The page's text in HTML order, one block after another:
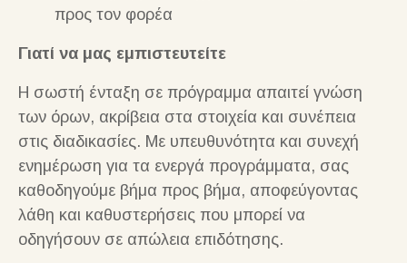
προς τον φορέα
Γιατί να μας εμπιστευτείτε
Η σωστή ένταξη σε πρόγραμμα απαιτεί γνώση
των όρων, ακρίβεια στα στοιχεία και συνέπεια
στις διαδικασίες. Με υπευθυνότητα και συνεχή
ενημέρωση για τα ενεργά προγράμματα, σας
καθοδηγούμε βήμα προς βήμα, αποφεύγοντας
λάθη και καθυστερήσεις που μπορεί να
οδηγήσουν σε απώλεια επιδότησης.